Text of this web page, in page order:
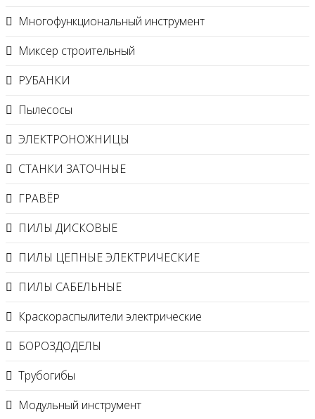
Многофункциональный инструмент
Миксер строительный
РУБАНКИ
Пылесосы
ЭЛЕКТРОНОЖНИЦЫ
СТАНКИ ЗАТОЧНЫЕ
ГРАВЁР
ПИЛЫ ДИСКОВЫЕ
ПИЛЫ ЦЕПНЫЕ ЭЛЕКТРИЧЕСКИЕ
ПИЛЫ САБЕЛЬНЫЕ
Краскораспылители электрические
БОРОЗДОДЕЛЫ
Трубогибы
Модульный инструмент